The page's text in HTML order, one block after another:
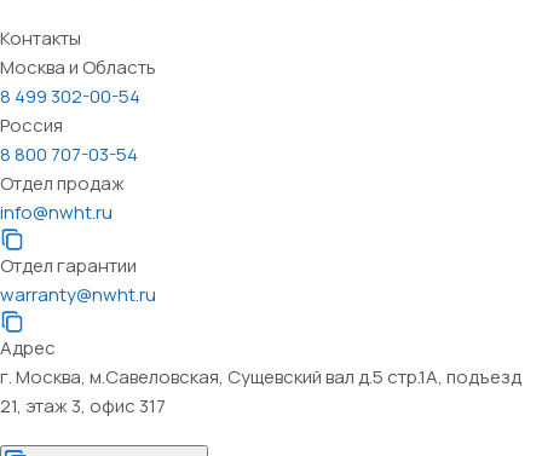
Контакты
Москва и Область
8 499 302-00-54
Россия
8 800 707-03-54
Отдел продаж
info@nwht.ru
Отдел гарантии
warranty@nwht.ru
Адрес
г. Москва, м.Савеловская, Сущевский вал д.5 стр.1А, подъезд
21, этаж 3, офис 317